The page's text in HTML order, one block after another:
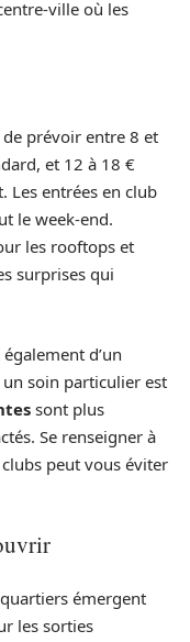
ville où les
prévoir entre 8 et
et 12 à 18 €
Les entrées en club
le week-end.
les rooftops et
surprises qui
d’un
un soin particulier est
sont plus
Se renseigner à
clubs peut vous éviter
émergent
les sorties